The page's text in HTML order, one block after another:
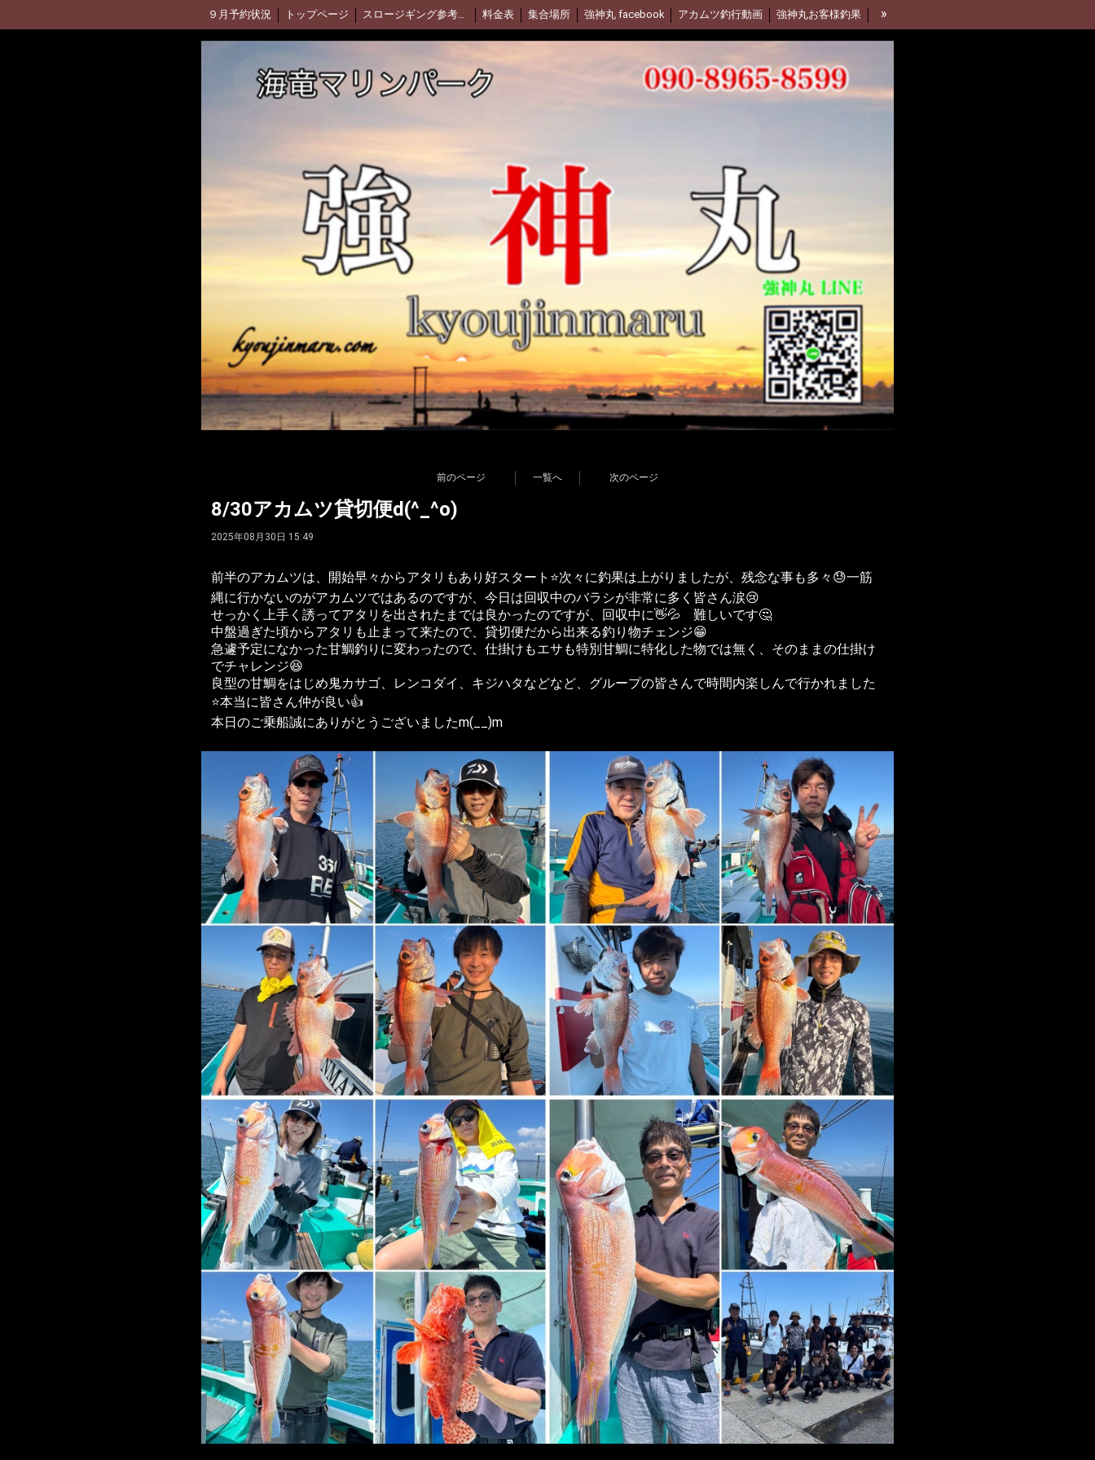
９月予約状況 トップページ スロージギング参考動画(Daiwa) 料金表 集合場所 強神丸 facebook アカムツ釣行動画 強神丸お客様釣果
釣果ブログ(アメブロ)
»
前のページ 一覧へ 次のページ
8/30アカムツ貸切便d(^_^o)
2025年08月30日 15:49
前半のアカムツは、開始早々からアタリもあり好スタート⭐️次々に釣果は上がりましたが、残念な事も多々😓一筋
縄に行かないのがアカムツではあるのですが、今日は回収中のバラシが非常に多く皆さん涙😢
せっかく上手く誘ってアタリを出されたまでは良かったのですが、回収中に👋💦 難しいです🤔
中盤過ぎた頃からアタリも止まって来たので、貸切便だから出来る釣り物チェンジ😁
急遽予定になかった甘鯛釣りに変わったので、仕掛けもエサも特別甘鯛に特化した物では無く、そのままの仕掛け
でチャレンジ😆
良型の甘鯛をはじめ鬼カサゴ、レンコダイ、キジハタなどなど、グループの皆さんで時間内楽しんで行かれました
⭐️本当に皆さん仲が良い👍
本日のご乗船誠にありがとうございましたm(__)m